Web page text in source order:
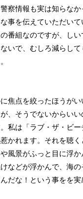
察情報も実は知らなか
事を伝えていただいて
番組なのですが、しい
ないで、むしろ減らし
焦点を絞ったほうが
、そうでないからい
私は「ラブ・ザ・ビ
かれます。それを聴く
風景がふっと目に浮
などが浮かんで、海
だな！という事をを実